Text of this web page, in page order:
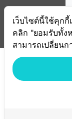
Copyright © 2026.
เว็บไซต์นี้ใช้คุก
คลิก "ยอมรับทั้ง
สามารถเปลี่ยน